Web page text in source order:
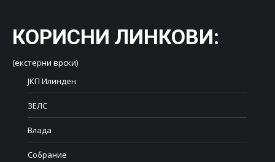
КОРИСНИ ЛИНКОВИ:
(екстерни врски)
ЈКП Илинден
ЗЕЛС
Влада
Собрание